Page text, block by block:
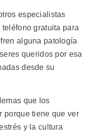
especialistas
gratuita para
alguna patología
queridos por esa
desde su
que los
porque tiene que ver
y la cultura